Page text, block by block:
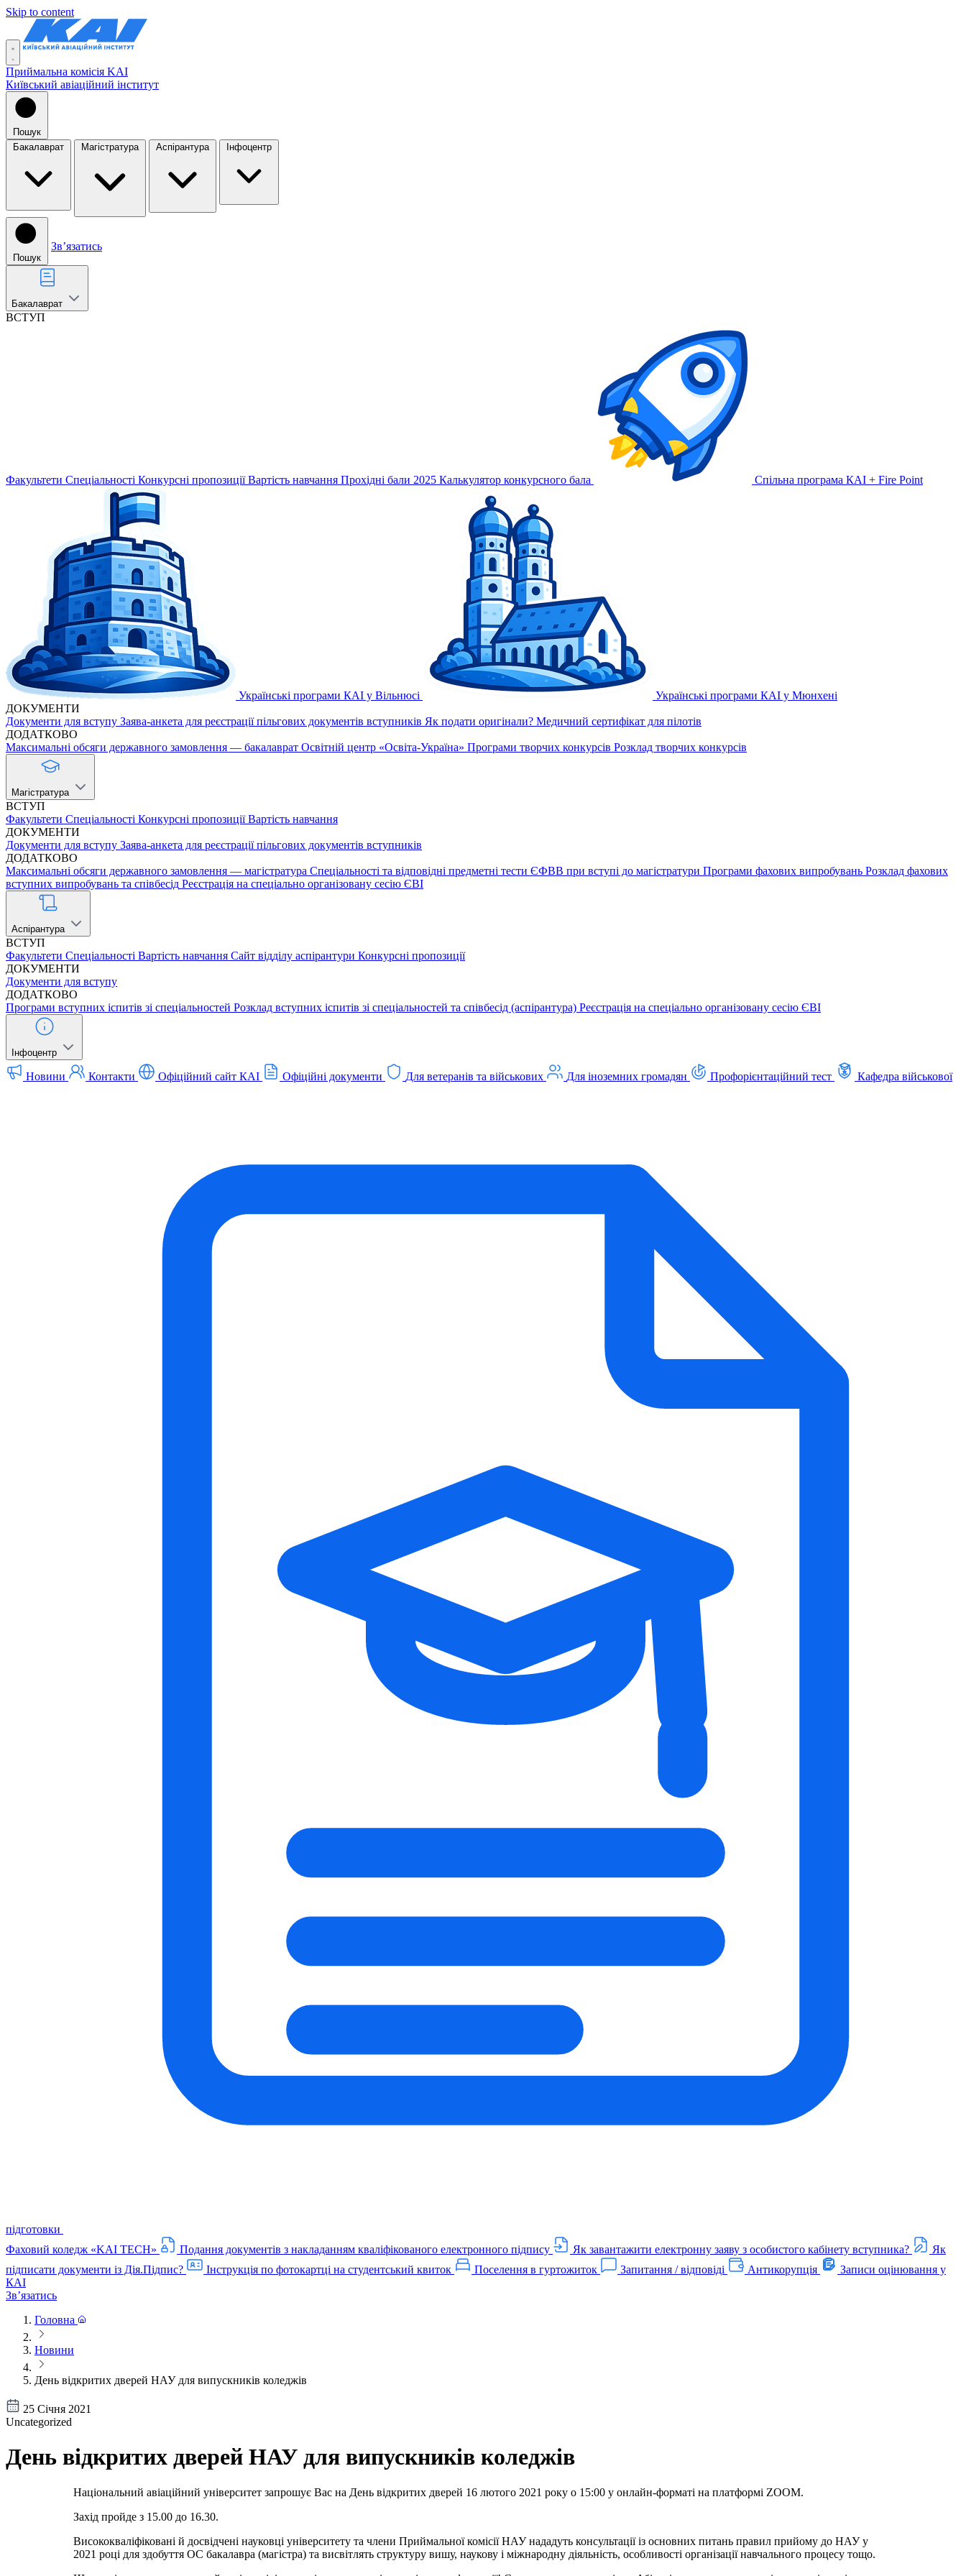
Skip to content
Приймальна комісія KAI
Київський авіаційний інститут
Пошук
Бакалаврат
Магістратура Аспірантура Інфоцентр
Пошук
Звʼязатись
Бакалаврат
ВСТУП
Факультети Спеціальності Конкурсні пропозиції Вартість навчання Прохідні бали 2025 Калькулятор конкурсного бала Спільна програма КАІ + Fire Point
Українські програми КАІ у Вільнюсі
Українські програми КАІ у Мюнхені
ДОКУМЕНТИ
Документи для вступу Заява-анкета для реєстрації пільгових документів вступників Як подати оригінали? Медичний сертифікат для пілотів
ДОДАТКОВО
Максимальні обсяги державного замовлення — бакалаврат Освітній центр «Освіта-Україна» Програми творчих конкурсів Розклад творчих конкурсів
Магістратура
ВСТУП
Факультети Спеціальності Конкурсні пропозиції Вартість навчання
ДОКУМЕНТИ
Документи для вступу Заява-анкета для реєстрації пільгових документів вступників
ДОДАТКОВО
Максимальні обсяги державного замовлення — магістратура Спеціальності та відповідні предметні тести ЄФВВ при вступі до магістратури Програми фахових випробувань Розклад фахових
вступних випробувань та співбесід Реєстрація на спеціально організовану сесію ЄВІ
Аспірантура
ВСТУП
Факультети Спеціальності Вартість навчання Сайт відділу аспірантури Конкурсні пропозиції
ДОКУМЕНТИ
Документи для вступу
ДОДАТКОВО
Програми вступних іспитів зі спеціальностей Розклад вступних іспитів зі спеціальностей та співбесід (аспірантура) Реєстрація на спеціально організовану сесію ЄВІ
Інфоцентр
Новини Контакти Офіційний сайт КАІ Офіційні документи Для ветеранів та військових Для іноземних громадян Профорієнтаційний тест Кафедра військової
підготовки
Фаховий коледж «KAI TECH»
Подання документів з накладанням кваліфікованого електронного підпису Як завантажити електронну заяву з особистого кабінету вступника?
Як
підписати документи із Дія.Підпис?
Інструкція по фотокартці на студентський квиток Поселення в гуртожиток Запитання / відповіді Антикорупція
Записи оцінювання у
КАІ
Звʼязатись
Головна
Новини
День відкритих дверей НАУ для випускників коледжів
25 Січня 2021
Uncategorized
День відкритих дверей НАУ для випускників коледжів
Національний авіаційний університет запрошує Вас на День відкритих дверей 16 лютого 2021 року о 15:00 у онлайн-форматі на платформі ZOOM.
Захід пройде з 15.00 до 16.30.
Висококваліфіковані й досвідчені науковці університету та члени Приймальної комісії НАУ нададуть консультації із основних питань правил прийому до НАУ у
2021 році для здобуття ОС бакалавра (магістра) та висвітлять структуру вишу, наукову і міжнародну діяльність, особливості організації навчального процесу тощо.